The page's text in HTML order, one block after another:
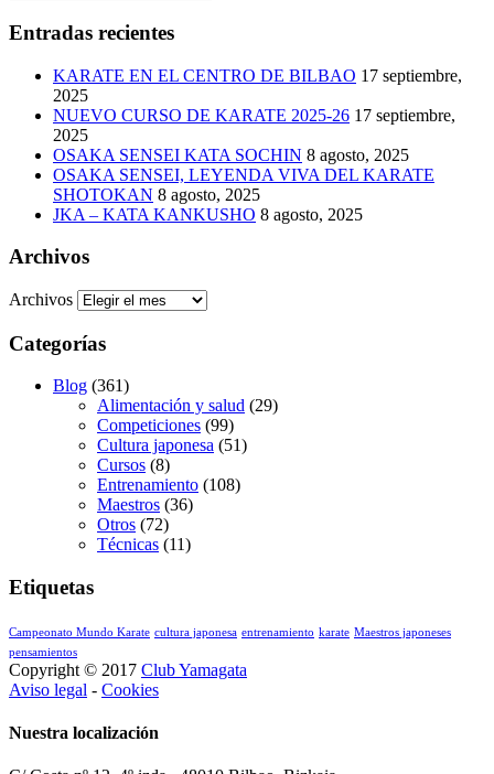
Entradas recientes
KARATE EN EL CENTRO DE BILBAO 17 septiembre,
2025
NUEVO CURSO DE KARATE 2025-26 17 septiembre,
2025
OSAKA SENSEI KATA SOCHIN 8 agosto, 2025
OSAKA SENSEI, LEYENDA VIVA DEL KARATE
SHOTOKAN 8 agosto, 2025
JKA – KATA KANKUSHO 8 agosto, 2025
Archivos
Archivos
Categorías
Blog (361)
Alimentación y salud (29)
Competiciones (99)
Cultura japonesa (51)
Cursos (8)
Entrenamiento (108)
Maestros (36)
Otros (72)
Técnicas (11)
Etiquetas
Campeonato Mundo Karate cultura japonesa entrenamiento karate Maestros japoneses
pensamientos
Copyright © 2017 Club Yamagata
Aviso legal - Cookies
Nuestra localización